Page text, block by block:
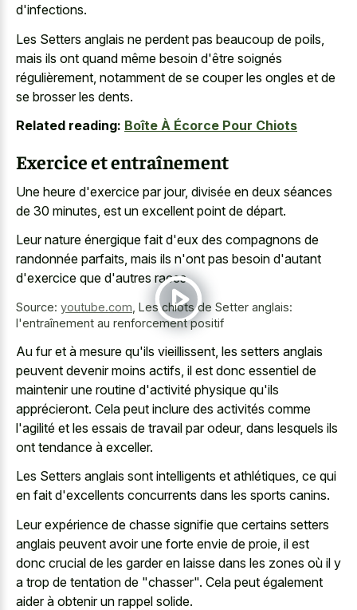
d'infections.
Les Setters anglais ne perdent pas beaucoup de poils,
mais ils ont quand même besoin d'être soignés
régulièrement, notamment de se couper les ongles et de
se brosser les dents.
Related reading: Boîte À Écorce Pour Chiots
Exercice et entraînement
Une heure d'exercice par jour, divisée en deux séances
de 30 minutes, est un excellent point de départ.
Leur nature énergique fait d'eux des compagnons de
randonnée parfaits, mais ils n'ont pas besoin d'autant
d'exercice que d'autres races.
Source: youtube.com Les chiots de Setter anglais:
l'entraînement au renforcement positif
Au fur et à mesure qu'ils vieillissent, les setters anglais
peuvent devenir moins actifs, il est donc essentiel de
maintenir une routine d'activité physique qu'ils
apprécieront. Cela peut inclure des activités comme
l'agilité et les essais de travail par odeur, dans lesquels ils
ont tendance à exceller.
Les Setters anglais sont intelligents et athlétiques, ce qui
en fait d'excellents concurrents dans les sports canins.
Leur expérience de chasse signifie que certains setters
anglais peuvent avoir une forte envie de proie, il est
donc crucial de les garder en laisse dans les zones où il y
a trop de tentation de "chasser". Cela peut également
aider à obtenir un rappel solide.